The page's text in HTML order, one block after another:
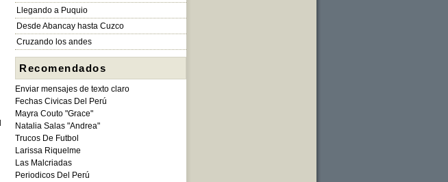
Llegando a Puquio
Desde Abancay hasta Cuzco
Cruzando los andes
Recomendados
Enviar mensajes de texto claro
Fechas Civicas Del Perú
Mayra Couto "Grace"
Natalia Salas "Andrea"
Trucos De Futbol
Larissa Riquelme
Las Malcriadas
Periodicos Del Perú